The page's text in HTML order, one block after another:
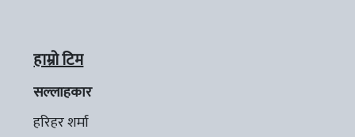
हाम्रो टिम
सल्लाहकार
हरिहर शर्मा